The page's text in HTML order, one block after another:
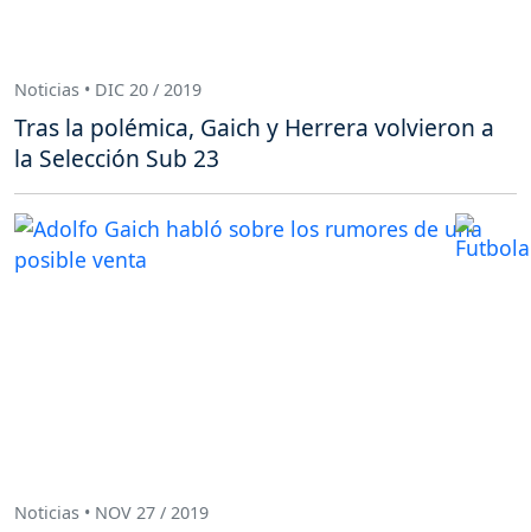
Noticias • DIC 20 / 2019
Tras la polémica, Gaich y Herrera volvieron a
la Selección Sub 23
Noticias • NOV 27 / 2019